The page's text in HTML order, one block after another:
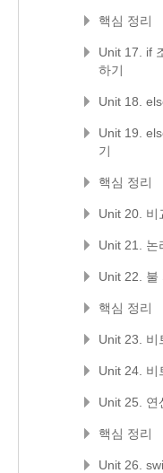
핵심 정리
Unit 17. if
하기
Unit 18.
Unit 19.
기
핵심 정리
Unit 20. 비
Unit 21. 논
Unit 22. 불
핵심 정리
Unit 23. 비
Unit 24. 비
Unit 25. 연
핵심 정리
Unit 26.